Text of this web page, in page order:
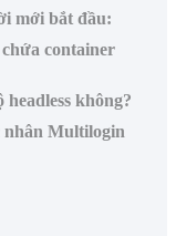
mới bắt đầu:
container
headless không?
nhân Multilogin